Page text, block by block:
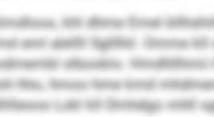
khl dhme Emel
eml alellll Sglllhil. Omme
slbooklo.
hho, hmoo hme kmd
Lokl kll Dmhdgo mhll